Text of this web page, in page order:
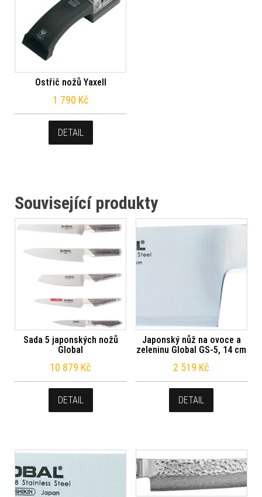
Ostřič nožů Yaxell
1 790 Kč
DETAIL
Související produkty
Sada 5 japonských nožů
Global
10 879 Kč
DETAIL
Japonský nůž na ovoce a
zeleninu Global GS-5, 14 cm
2 519 Kč
DETAIL